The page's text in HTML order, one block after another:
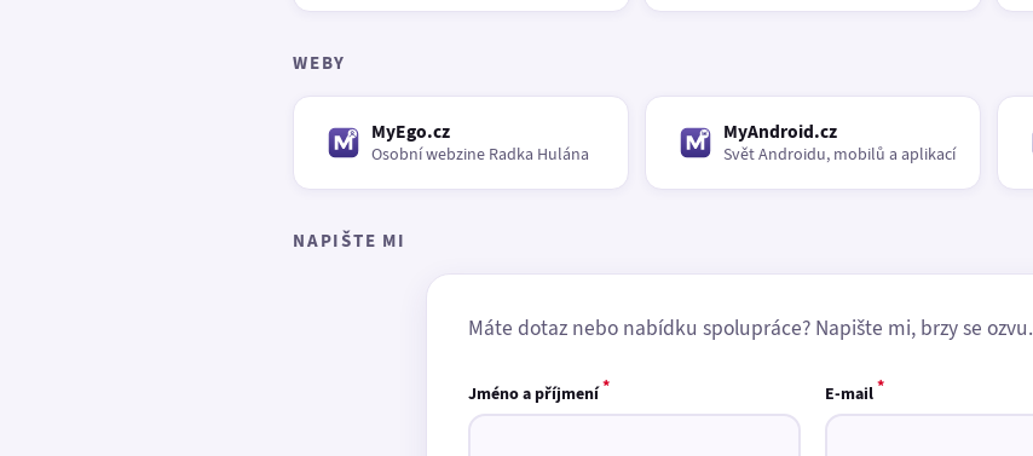
WEBY
MyEgo.cz
Osobní webzine Radka Hulána
MyAndroid.cz
Svět Androidu, mobilů a aplikací
NAPIŠTE MI
Máte dotaz nebo nabídku spolupráce? Napište mi, brzy se ozvu.
Jméno a příjmení* E-mail*